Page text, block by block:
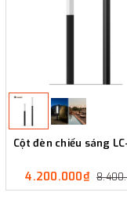
Cột đèn chiếu sáng
4.200.000₫